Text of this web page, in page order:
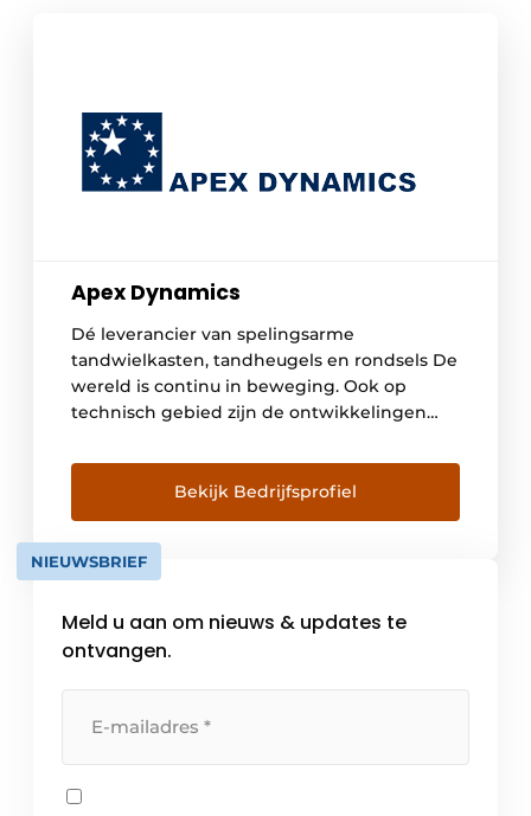
Apex Dynamics
Dé leverancier van spelingsarme
tandwielkasten, tandheugels en rondsels De
wereld is continu in beweging. Ook op
technisch gebied zijn de ontwikkelingen
bijvoorbeeld automatisering en robotisering
zijn de innovaties van gisteren vandaag al
gemeengoed. Veel bedrijven zijn hierdoor
gevangen tussen een tekort aan personeel
met diep inhoudelijke kennis […]
Bekijk Bedrijfsprofiel
NIEUWSBRIEF
Meld u aan om nieuws & updates te
ontvangen.